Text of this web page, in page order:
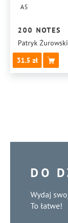
A5
200 NOTES
Patryk Żurowski
31.5
DO
Wydaj
To łatwe!